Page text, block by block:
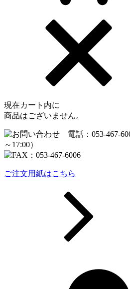
現在カート内に
商品はございません。
ご注文用紙はこちら